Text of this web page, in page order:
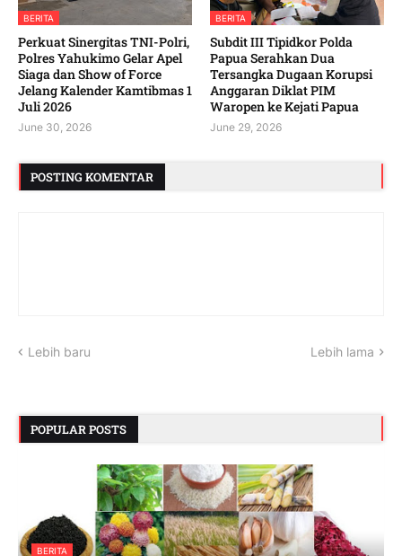
BERITA
‎Perkuat Sinergitas TNI-Polri,
Polres Yahukimo Gelar Apel
Siaga dan Show of Force
Jelang Kalender Kamtibmas 1
Juli 2026 ‎ ‎
June 30, 2026
BERITA
Subdit III Tipidkor Polda
Papua Serahkan Dua
Tersangka Dugaan Korupsi
Anggaran Diklat PIM
Waropen ke Kejati Papua
June 29, 2026
POSTING KOMENTAR
Lebih baru Lebih lama
POPULAR POSTS
BERITA